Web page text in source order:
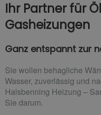
Ihr Partner für
Gasheizungen
Ganz entspannt zur
Sie wollen behagliche
Wasser, zuverlässig und
Halsbenning Heizung –
Sie darum.